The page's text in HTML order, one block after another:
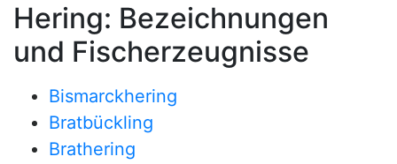
Hering: Bezeichnungen
und Fischerzeugnisse
Bismarckhering
Bratbückling
Brathering